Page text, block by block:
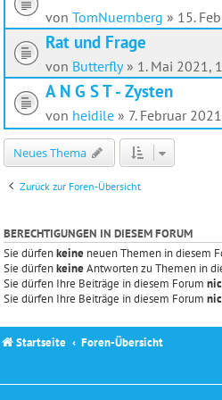
von TomNuernberg » 15.
Rat und Frage
von Butterfly» 1. Mai 2021,
A N G S T - Zysten
von heidile » 7. Februar
Neues Thema
Zurück zur Foren-Übersicht
BERECHTIGUNGEN IN DIESEM FORUM
Sie dürfenkeine neuen Themen in diesem
Sie dürfenkeineAntworten zu Themen in
Sie dürfen Ihre Beiträge in diesem Forum
Sie dürfen Ihre Beiträge in diesem Forum
Startseite Foren-Übersicht